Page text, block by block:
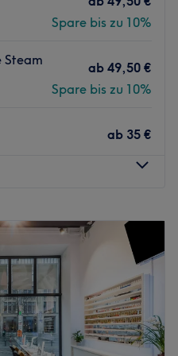
Treatment.
freundlich.
Nagelmodellagen und
den öffentlichen
Spare bis zu 10%
Steam
ab 49,50 €
Spare bis zu 10%
ab 35 €
10:00–
19:00
19:00
19:00
10:00–18:00
Geschlossen